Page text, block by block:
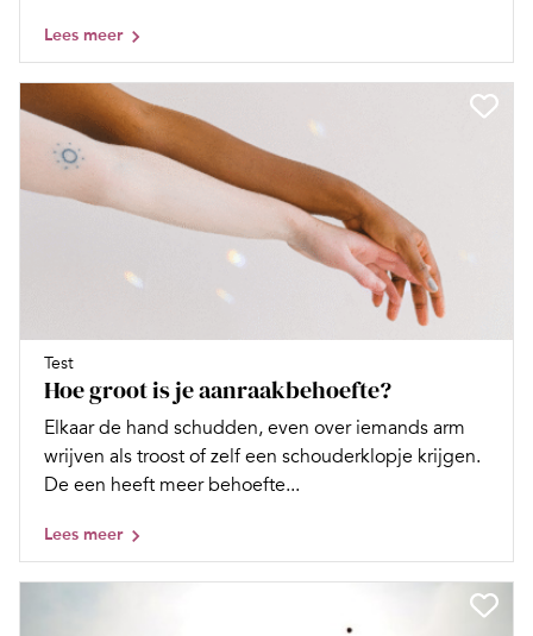
Lees meer
Test
Hoe groot is je aanraakbehoefte?
Elkaar de hand schudden, even over iemands arm
wrijven als troost of zelf een schouderklopje krijgen.
De een heeft meer behoefte...
Lees meer